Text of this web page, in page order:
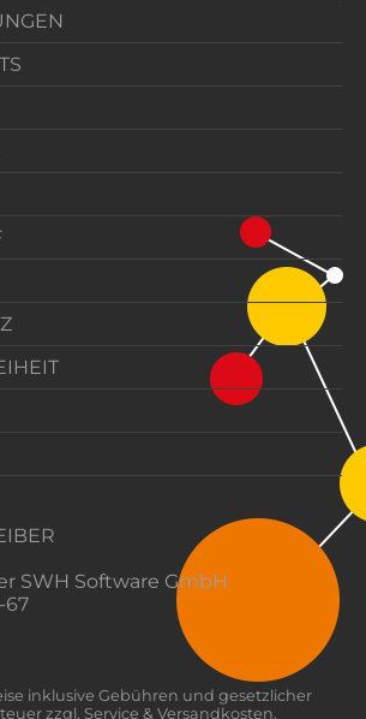
SWH Software GmbH
67
inklusive Gebühren und gesetzlicher
zzgl. Service & Versandkosten.